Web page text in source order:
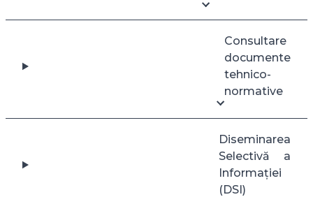
Consultare
documente
tehnico-
normative
Diseminarea
Selectivă a
Informației
(DSI)